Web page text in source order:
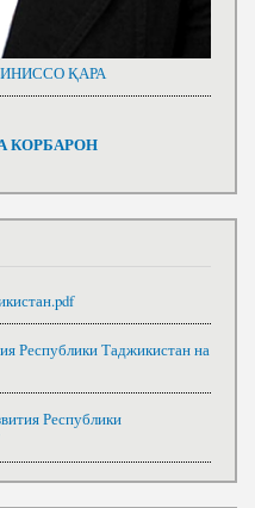
ҚАРА
КОРБАРОН
Республики Таджикистан на
Республики